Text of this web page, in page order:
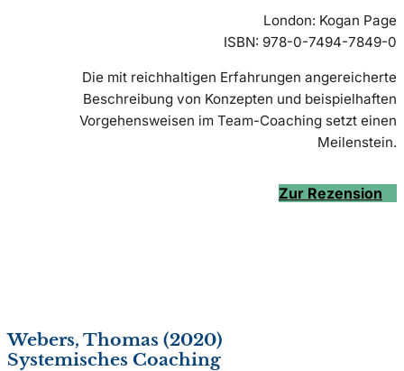
London: Kogan Page
ISBN: 978-0-7494-7849-0
Die mit reichhaltigen Erfahrungen angereicherte
Beschreibung von Konzepten und beispielhaften
Vorgehensweisen im Team-Coaching setzt einen
Meilenstein.
Zur Rezension
Webers, Thomas (2020)
Systemisches Coaching